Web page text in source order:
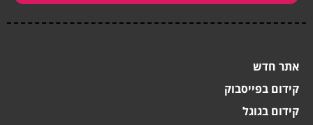
אתר חדש
קידום בפייסבוק
קידום בגוגל